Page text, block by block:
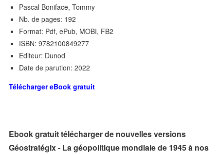
Pascal Boniface, Tommy
Nb. de pages: 192
Format: Pdf, ePub, MOBI, FB2
ISBN: 9782100849277
Editeur: Dunod
Date de parution: 2022
Télécharger eBook gratuit
Ebook gratuit télécharger de nouvelles versions
Géostratégix - La géopolitique mondiale de 1945 à nos